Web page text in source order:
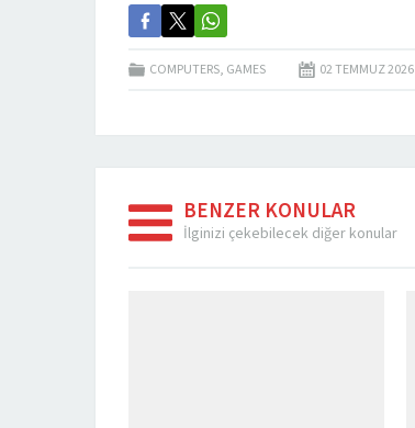
COMPUTERS, GAMES 02 TEMMUZ2026
BENZER KONULAR
İlginizi çekebilecek diğer konular